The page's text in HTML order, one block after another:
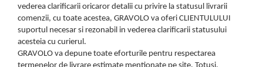
vederea clarificarii oricaror detalii cu privire la statusul livrarii
comenzii, cu toate acestea, GRAVOLO va oferi CLIENTULULUI
suportul necesar si rezonabil in vederea clarificarii statusului
acesteia cu curierul.
GRAVOLO va depune toate eforturile pentru respectarea